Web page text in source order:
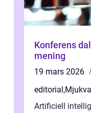
Konferens dalarna när
mening
19 mars 2026
editorial,
Artificiell